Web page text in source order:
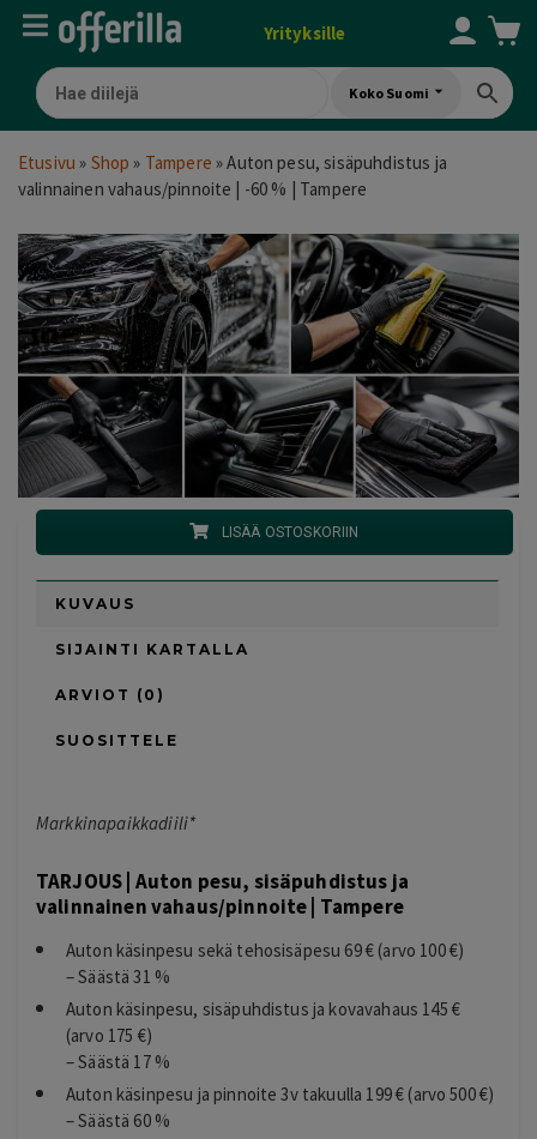
Yrityksille
Koko Suomi
Etusivu » Shop » Tampere »Auton pesu, sisäpuhdistus ja
valinnainen vahaus/pinnoite | -60 % | Tampere
LISÄÄ OSTOSKORIIN
KUVAUS
SIJAINTI KARTALLA
ARVIOT (0)
SUOSITTELE
Markkinapaikkadiili*
TARJOUS | Auton pesu, sisäpuhdistus ja
valinnainen vahaus/pinnoite | Tampere
Auton käsinpesu sekä tehosisäpesu 69 € (arvo 100 €)
– Säästä 31 %
Auton käsinpesu, sisäpuhdistus ja kovavahaus 145 €
(arvo 175 €)
– Säästä 17 %
Auton käsinpesu ja pinnoite 3v takuulla 199 € (arvo 500 €)
– Säästä 60 %